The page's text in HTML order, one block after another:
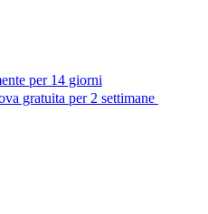
per 14 giorni
gratuita per 2 settimane